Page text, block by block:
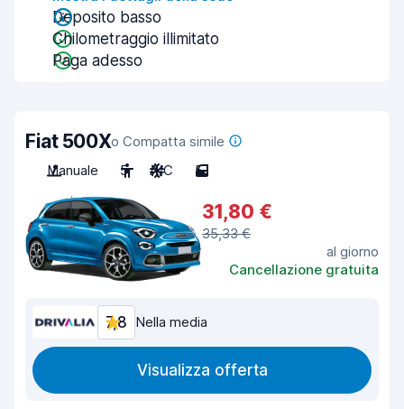
Deposito basso
Chilometraggio illimitato
Paga adesso
Fiat 500Xo Compatta simile
Manuale
5 A/C 5
31,80 €
35,33 €
al giorno
Cancellazione gratuita
7,8 Nella media
Visualizza offerta